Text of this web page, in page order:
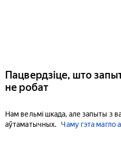
Пацвердзіце, што
не робат
Нам вельмі шкада, але запыты з
аўтаматычных.
Чаму гэта магло